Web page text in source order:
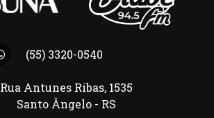
(55) 3320-0540
Rua Antunes Ribas, 1535
Santo Ângelo - RS